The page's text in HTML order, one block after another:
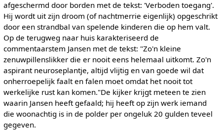
afgeschermd door borden met de tekst: 'Verboden toegang'.
Hij wordt uit zijn droom (of nachtmerrie eigenlijk) opgeschrikt
door een strandbal van spelende kinderen die op hem valt.
Op de terugweg naar huis karakteriseerd de
commentaarstem Jansen met de tekst: "Zo'n kleine
zenuwpillenslikker die er nooit eens helemaal uitkomt. Zo'n
aspirant neuroseplantje, altijd vlijtig en van goede wil dat
onherroepelijk faalt en falen moet omdat het nooit tot
werkelijke rust kan komen."De kijker krijgt meteen te zien
waarin Jansen heeft gefaald; hij heeft op zijn werk iemand
die woonachtig is in de polder per ongeluk 20 gulden teveel
gegeven.